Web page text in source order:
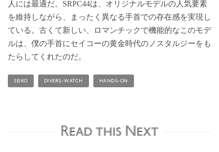
人には最適だ。SRPC44は、オリジナルモデルの人気要素
を維持しながら、まったく異なる手首での存在感を実現し
ている。古くて新しい、ロマンチックで機能的なこのモデ
ルは、僕の手首にセイコーの黄金時代のノスタルジーをも
たらしてくれたのだ。
SEIKO DIVERS-WATCH HANDS-ON
Read this Next